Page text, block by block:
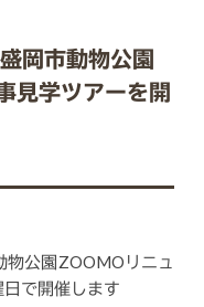
市動物公園
見学ツアーを開
公園ZOOMOリニュ
で開催します